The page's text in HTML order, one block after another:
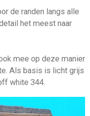
de randen langs alle
het meest naar
mee op deze manier
Als basis is licht grijs
white 344.